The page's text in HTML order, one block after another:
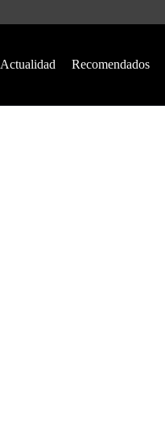
Actualidad Recomendados